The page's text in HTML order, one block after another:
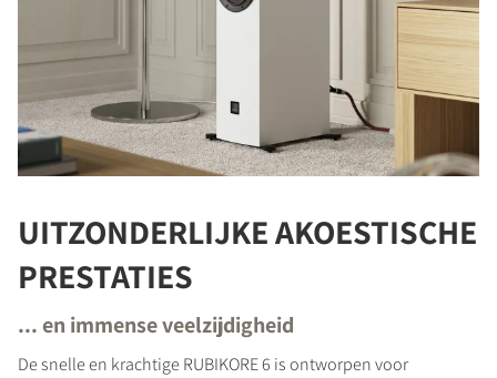
UITZONDERLIJKE AKOESTISCHE
PRESTATIES
... en immense veelzijdigheid
De snelle en krachtige RUBIKORE 6 is ontworpen voor